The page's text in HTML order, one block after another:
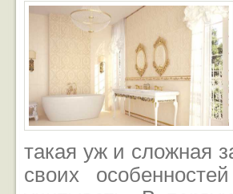
такая уж и сложная
своих